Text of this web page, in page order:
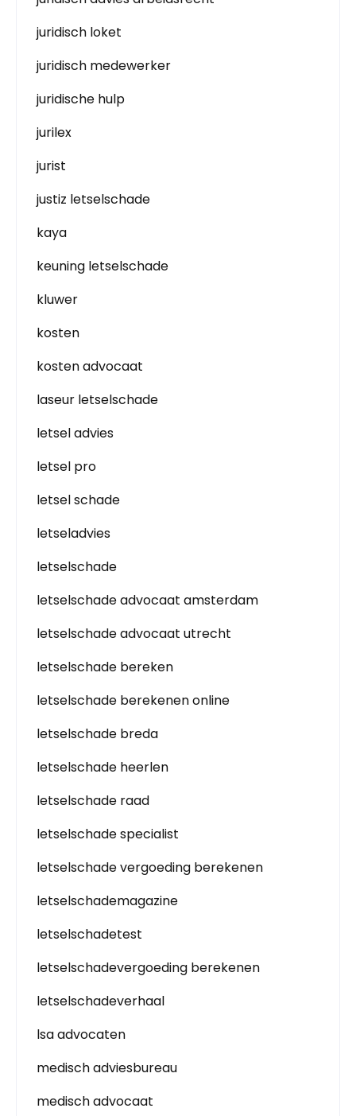
juridisch loket
juridisch medewerker
juridische hulp
jurilex
jurist
justiz letselschade
kaya
keuning letselschade
kluwer
kosten
kosten advocaat
laseur letselschade
letsel advies
letsel pro
letsel schade
letseladvies
letselschade
letselschade advocaat amsterdam
letselschade advocaat utrecht
letselschade bereken
letselschade berekenen online
letselschade breda
letselschade heerlen
letselschade raad
letselschade specialist
letselschade vergoeding berekenen
letselschademagazine
letselschadetest
letselschadevergoeding berekenen
letselschadeverhaal
lsa advocaten
medisch adviesbureau
medisch advocaat